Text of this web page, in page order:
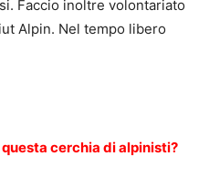
Faccio inoltre volontariato
Alpin. Nel tempo libero
questa cerchia di alpinisti?